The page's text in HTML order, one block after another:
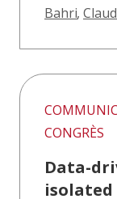
Bahri,
CONGRÈS
Data-
isolated